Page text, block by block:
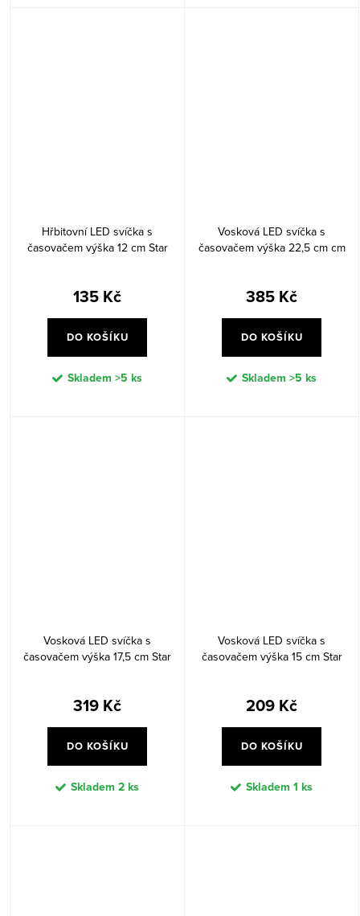
Hřbitovní LED svíčka s
časovačem výška 12 cm Star
135 Kč
DO KOŠÍKU
Skladem >5 ks
Vosková LED svíčka s
časovačem výška 22,5 cm cm
385 Kč
DO KOŠÍKU
Skladem >5 ks
Vosková LED svíčka s
časovačem výška 17,5 cm Star
319 Kč
DO KOŠÍKU
Skladem 2 ks
Vosková LED svíčka s
časovačem výška 15 cm Star
209 Kč
DO KOŠÍKU
Skladem 1 ks